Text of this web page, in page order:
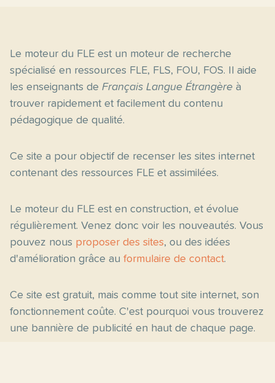
Le moteur du FLE est un moteur de recherche
spécialisé en ressources FLE, FLS, FOU, FOS. Il aide
les enseignants de Français Langue Étrangère à
trouver rapidement et facilement du contenu
pédagogique de qualité.
Ce site a pour objectif de recenser les sites internet
contenant des ressources FLE et assimilées.
Le moteur du FLE est en construction, et évolue
régulièrement. Venez donc voir les nouveautés. Vous
pouvez nous proposer des sites, ou des idées
d'amélioration grâce au formulaire de contact.
Ce site est gratuit, mais comme tout site internet, son
fonctionnement coûte. C'est pourquoi vous trouverez
une bannière de publicité en haut de chaque page.